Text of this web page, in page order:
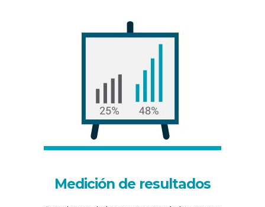
Medición de resultados